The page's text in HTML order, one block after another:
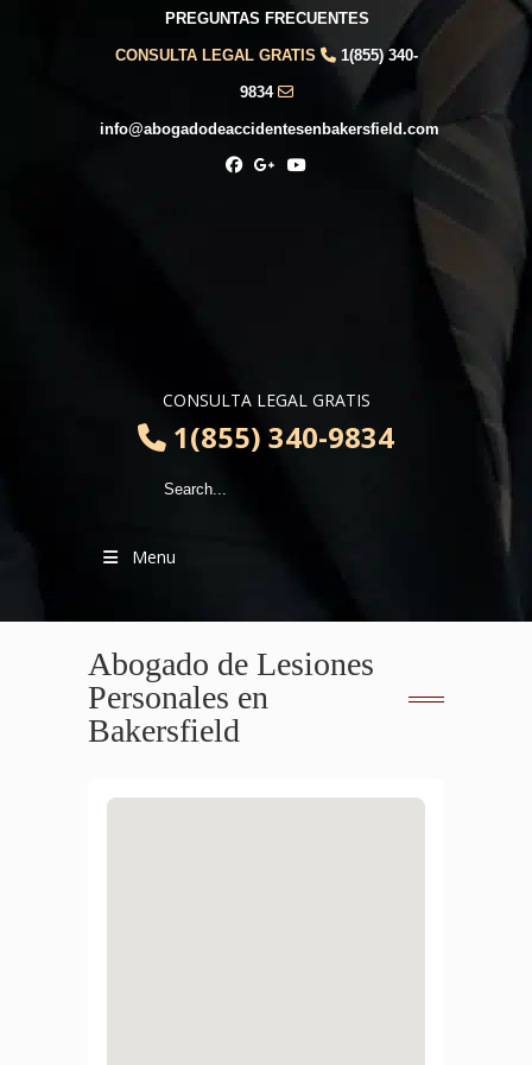
PREGUNTAS FRECUENTES
CONSULTA LEGAL GRATIS 1(855) 340-
9834
info@abogadodeaccidentesenbakersfield.com
CONSULTA LEGAL GRATIS
1(855) 340-9834
Menu
Abogado de Lesiones
Personales en
Bakersfield